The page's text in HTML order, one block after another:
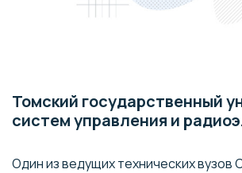
Томский государственный
систем управления и
Один из ведущих технических вузов